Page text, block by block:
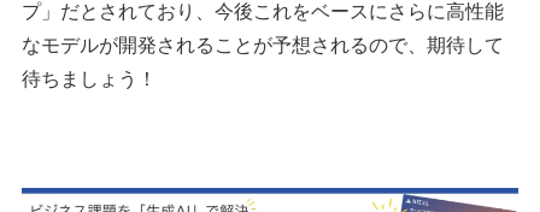
プ」だとされており、今後これをベースにさらに高性能
なモデルが開発されることが予想されるので、期待して
待ちましょう！